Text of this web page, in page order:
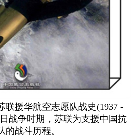
援华航空志愿队战史(1937 -
战争时期，苏联为支援中国抗
战斗历程。